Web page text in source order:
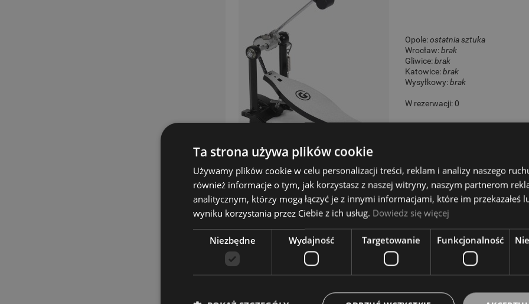
Opole:ostatnia sztuka
Wrocław:brak
Gliwice:brak
Katowice:brak
Wysyłkowy:brak
W rezerwacji: 0
Opole:brak
Gliwice:brak
Ta strona używa plików cookie
Używamy plików cookie w celu personalizacji treści, reklam i analizy naszego
również informacje o tym, jak korzystasz z naszej witryny, naszym partnerom
analitycznym, którzy mogą łączyć je z innymi informacjami, które im przekazałeś
wyniku korzystania przez Ciebie z ich usług. Dowiedz się więcej
Niezbędne Wydajność Targetowanie Funkcjonalność